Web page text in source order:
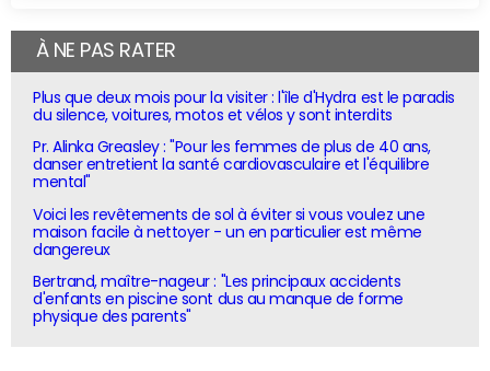
À NE PAS RATER
Plus que deux mois pour la visiter : l'île d'Hydra est le paradis
du silence, voitures, motos et vélos y sont interdits
Pr. Alinka Greasley : "Pour les femmes de plus de 40 ans,
danser entretient la santé cardiovasculaire et l'équilibre
mental"
Voici les revêtements de sol à éviter si vous voulez une
maison facile à nettoyer - un en particulier est même
dangereux
Bertrand, maître-nageur : "Les principaux accidents
d'enfants en piscine sont dus au manque de forme
physique des parents"